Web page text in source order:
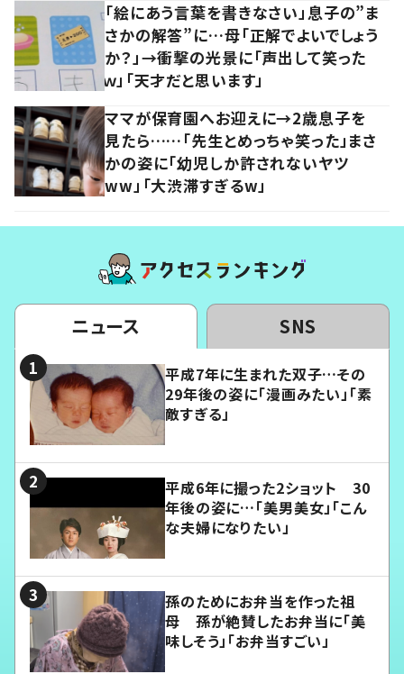
「絵にあう言葉を書きなさい」息子の”ま
さかの解答”に…母「正解でよいでしょう
か？」→衝撃の光景に「声出して笑った
ｗ」「天才だと思います」
ママが保育園へお迎えに→2歳息子を
見たら……「先生とめっちゃ笑った」まさ
かの姿に「幼児しか許されないヤツ
ww」「大渋滞すぎるw」
ニュース SNS
平成7年に生まれた双子…その
29年後の姿に「漫画みたい」「素
敵すぎる」
平成6年に撮った2ショット 30
年後の姿に…「美男美女」「こん
な夫婦になりたい」
孫のためにお弁当を作った祖
母 孫が絶賛したお弁当に「美
味しそう」「お弁当すごい」